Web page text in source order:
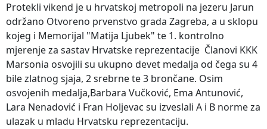
Protekli vikend je u hrvatskoj metropoli na jezeru Jarun
održano Otvoreno prvenstvo grada Zagreba, a u sklopu
kojeg i Memorijal "Matija Ljubek" te 1. kontrolno
mjerenje za sastav Hrvatske reprezentacije Članovi KKK
Marsonia osvojili su ukupno devet medalja od čega su 4
bile zlatnog sjaja, 2 srebrne te 3 brončane. Osim
osvojenih medalja,Barbara Vučković, Ema Antunović,
Lara Nenadović i Fran Holjevac su izveslali A i B norme za
ulazak u mladu Hrvatsku reprezentaciju.